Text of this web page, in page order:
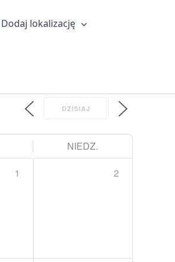
Dodaj lokalizację
DZISIAJ
NIEDZ.
1 2